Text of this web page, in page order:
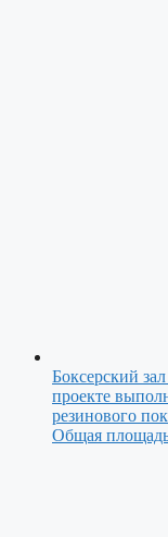
Боксерский
проекте
резинового
Общая